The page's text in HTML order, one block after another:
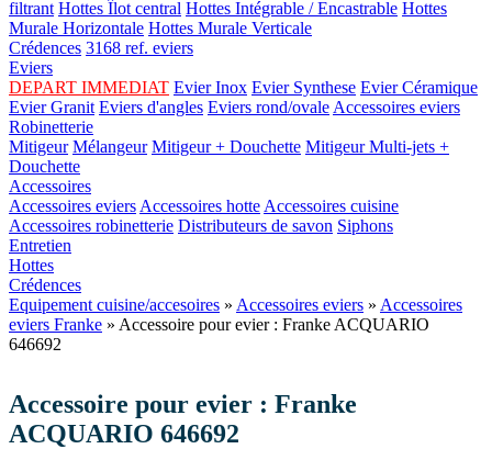
filtrant Hottes Îlot central Hottes Intégrable / Encastrable Hottes
Murale Horizontale Hottes Murale Verticale
Crédences 3168 ref. eviers
Eviers
DEPART IMMEDIAT Evier Inox Evier Synthese Evier Céramique
Evier Granit Eviers d'angles Eviers rond/ovale Accessoires eviers
Robinetterie
Mitigeur Mélangeur Mitigeur + Douchette Mitigeur Multi-jets +
Douchette
Accessoires
Accessoires eviers Accessoires hotte Accessoires cuisine
Accessoires robinetterie Distributeurs de savon Siphons
Entretien
Hottes
Crédences
Equipement cuisine/accesoires » Accessoires eviers » Accessoires
eviers Franke » Accessoire pour evier : Franke ACQUARIO
646692
Accessoire pour evier : Franke
ACQUARIO 646692